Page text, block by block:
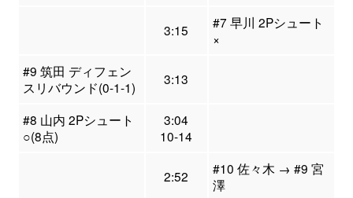
3:15
#7 早川 2Pシュート
×
#9 筑田 ディフェン
スリバウンド(0-1-1)
3:13
#8 山内 2Pシュート
○(8点)
3:04
10-14
2:52
#10 佐々木 → #9 宮
澤